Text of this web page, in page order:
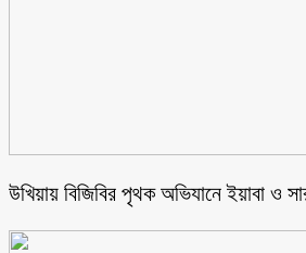
উখিয়ায় বিজিবির পৃথক অভিযানে ইয়াবা ও